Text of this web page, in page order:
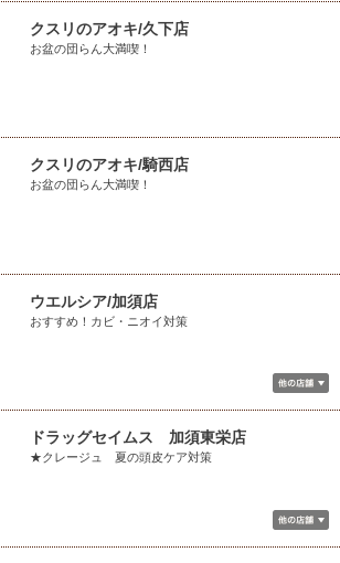
クスリのアオキ/久下店
お盆の団らん大満喫！
クスリのアオキ/騎西店
お盆の団らん大満喫！
ウエルシア/加須店
おすすめ！カビ・ニオイ対策
ドラッグセイムス 加須東栄店
★クレージュ 夏の頭皮ケア対策